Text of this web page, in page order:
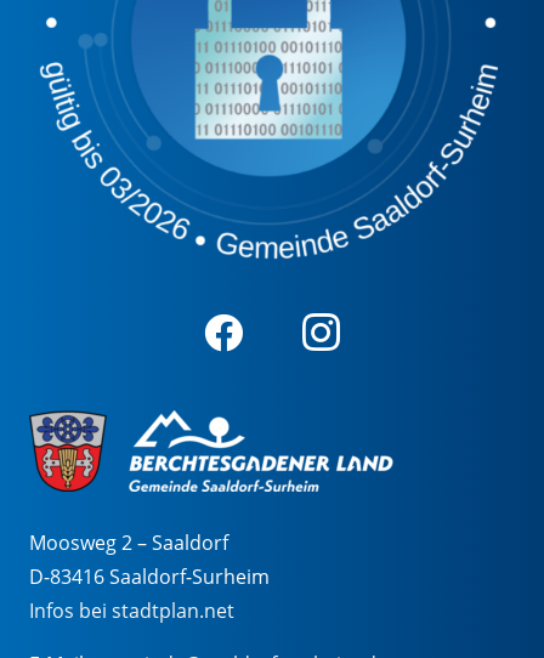
Moosweg 2 – Saaldorf
D-83416 Saaldorf-Surheim
Infos bei stadtplan.net